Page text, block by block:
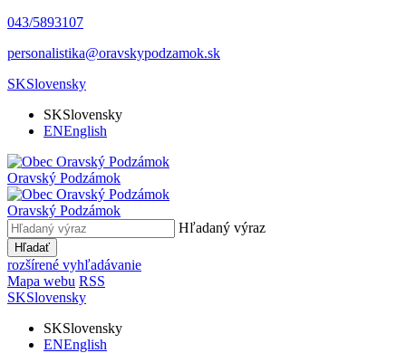
043/5893107
personalistika@oravskypodzamok.sk
SKSlovensky
SKSlovensky
ENEnglish
Oravský Podzámok
Oravský Podzámok
Hľadaný výraz
Hľadať
rozšírené vyhľadávanie
Mapa webu RSS
SKSlovensky
SKSlovensky
ENEnglish